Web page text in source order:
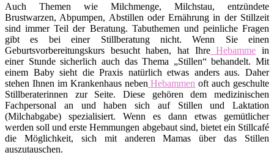
Auch Themen wie Milchmenge, Milchstau, entzündete
Brustwarzen, Abpumpen, Abstillen oder Ernährung in der Stillzeit
sind immer Teil der Beratung. Tabuthemen und peinliche Fragen
gibt es bei einer Stillberatung nicht. Wenn Sie einen
Geburtsvorbereitungskurs besucht haben, hat IhreHebamme in
einer Stunde sicherlich auch das Thema „Stillen“ behandelt. Mit
einem Baby sieht die Praxis natürlich etwas anders aus. Daher
stehen Ihnen im Krankenhaus neben Hebammen oft auch geschulte
Stillberaterinnen zur Seite. Diese gehören dem medizinischen
Fachpersonal an und haben sich auf Stillen und Laktation
(Milchabgabe) spezialisiert. Wenn es dann etwas gemütlicher
werden soll und erste Hemmungen abgebaut sind, bietet ein Stillcafé
die Möglichkeit, sich mit anderen Mamas über das Stillen
auszutauschen.